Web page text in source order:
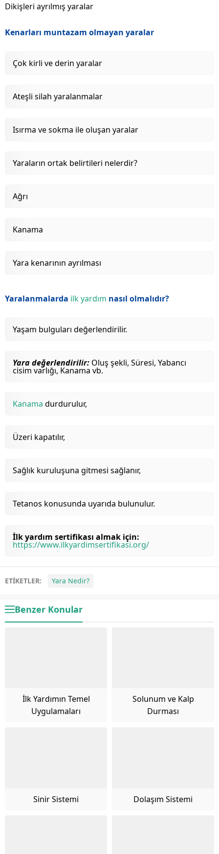
Dikişleri ayrılmış yaralar
Kenarları muntazam olmayan yaralar
Çok kirli ve derin yaralar
Ateşli silah yaralanmalar
Isırma ve sokma ile oluşan yaralar
Yaraların ortak belirtileri nelerdir?
Ağrı
Kanama
Yara kenarının ayrılması
Yaralanmalarda ilk yardım nasıl olmalıdır?
Yaşam bulguları değerlendirilir.
Yara değerlendirilir: Oluş şekli, Süresi, Yabancı
cisim varlığı, Kanama vb.
Kanama durdurulur,
Üzeri kapatılır,
Sağlık kuruluşuna gitmesi sağlanır,
Tetanos konusunda uyarıda bulunulur.
İlk yardım sertifikası almak için:
https://www.ilkyardimsertifikasi.org/
ETİKETLER: Yara Nedir?
Benzer Konular
İlk Yardımın Temel
Uygulamaları
Solunum ve Kalp
Durması
Sinir Sistemi Dolaşım Sistemi